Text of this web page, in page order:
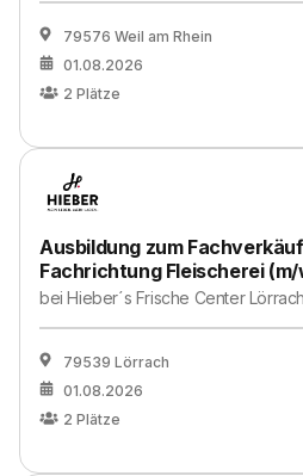
79576 Weil am Rhein
01.08.2026
2 Plätze
Ausbildung zum
Fachrichtung Fleischerei
beiHieber´s Frische Center Lörrach
79539 Lörrach
01.08.2026
2 Plätze